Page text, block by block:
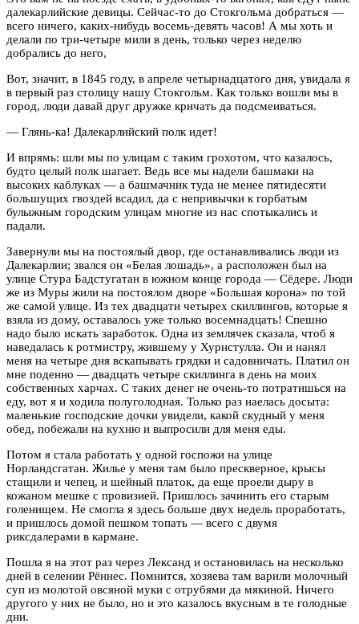
далекарлийские девицы. Сейчас-то до Стокгольма добраться —
всего ничего, каких-нибудь восемь-девять часов! А мы хоть и
делали по три-четыре мили в день, только через неделю
добрались до него,
Вот, значит, в 1845 году, в апреле четырнадцатого дня, увидала я
в первый раз столицу нашу Стокгольм. Как только вошли мы в
город, люди давай друг дружке кричать да подсмеиваться.
— Глянь-ка! Далекарлийский полк идет!
И впрямь: шли мы по улицам с таким грохотом, что казалось,
будто целый полк шагает. Ведь все мы надели башмаки на
высоких каблуках — а башмачник туда не менее пятидесяти
большущих гвоздей всадил, да с непривычки к горбатым
булыжным городским улицам многие из нас спотыкались и
падали.
Завернули мы на постоялый двор, где останавливались люди из
Далекарлии; звался он «Белая лошадь», а расположен был на
улице Стура Бадстугатан в южном конце города — Сёдере. Люди
же из Муры жили на постоялом дворе «Большая корона» по той
же самой улице. Из тех двадцати четырех скиллингов, которые я
взяла из дому, оставалось уже только восемнадцать! Спешно
надо было искать заработок. Одна из землячек сказала, чтоб я
наведалась к ротмистру, жившему у Хурнстулла. Он и нанял
меня на четыре дня вскапывать грядки и садовничать. Платил он
мне поденно — двадцать четыре скиллинга в день на моих
собственных харчах. С таких денег не очень-то потратишься на
еду, вот я и ходила полуголодная. Только раз наелась досыта:
маленькие господские дочки увидели, какой скудный у меня
обед, побежали на кухню и выпросили для меня еды.
Потом я стала работать у одной госпожи на улице
Норландсгатан. Жилье у меня там было прескверное, крысы
стащили и чепец, и шейный платок, да еще проели дыру в
кожаном мешке с провизией. Пришлось зачинить его старым
голенищем. Не смогла я здесь больше двух недель проработать,
и пришлось домой пешком топать — всего с двумя
риксдалерами в кармане.
Пошла я на этот раз через Лександ и остановилась на несколько
дней в селении Рённес. Помнится, хозяева там варили молочный
суп из молотой овсяной муки с отрубями да мякиной. Ничего
другого у них не было, но и это казалось вкусным в те голодные
дни.